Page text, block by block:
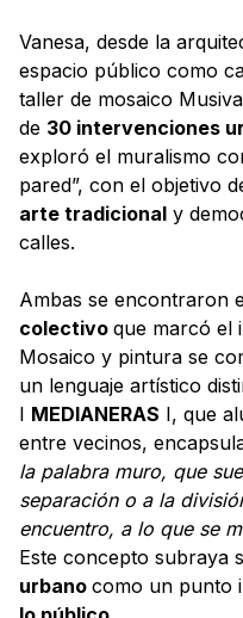
Vanesa, desde la
espacio público como
taller de mosaico
de 30 intervenciones
exploró el muralismo
pared”, con el objetivo
arte tradicional y
calles.
Ambas se encontraron
colectivo que marcó el
Mosaico y pintura se
un lenguaje artístico
I MEDIANERAS I, que
entre vecinos,
la palabra muro, que
separación o a la
encuentro, a lo que se
Este concepto subraya
urbano como un punto